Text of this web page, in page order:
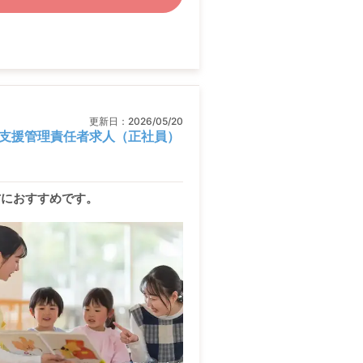
更新日： 2026/05/20
管理責任者求人（正社員）
おすすめです。